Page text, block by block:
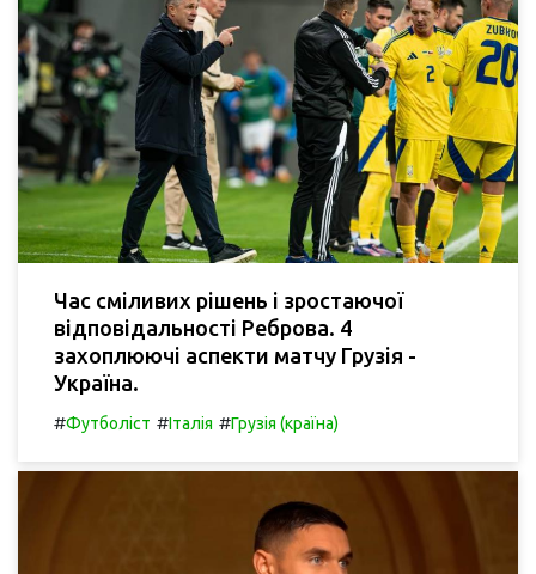
Час сміливих рішень і зростаючої
відповідальності Реброва. 4
захоплюючі аспекти матчу Грузія -
Україна.
#Футболіст #Італія #Грузія (країна)